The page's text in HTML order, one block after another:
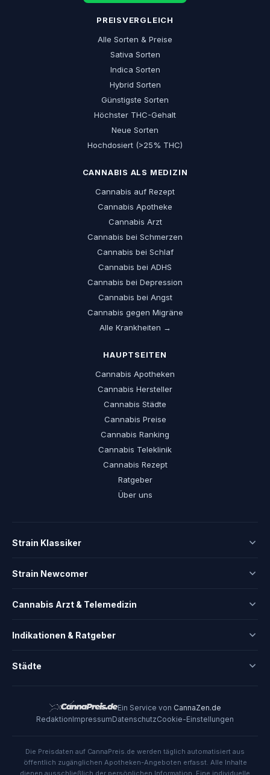
PREISVERGLEICH
Alle Sorten & Preise
Sativa Sorten
Indica Sorten
Hybrid Sorten
Günstigste Sorten
Höchster THC-Gehalt
Neue Sorten
Hochdosiert (>25% THC)
CANNABIS ALS MEDIZIN
Cannabis auf Rezept
Cannabis Apotheke
Cannabis Arzt
Cannabis bei Schmerzen
Cannabis bei Schlaf
Cannabis bei ADHS
Cannabis bei Depression
Cannabis bei Angst
Cannabis gegen Migräne
Alle Krankheiten →
HAUPTSEITEN
Cannabis Apotheken
Cannabis Hersteller
Cannabis Städte
Cannabis Preise
Cannabis Ranking
Cannabis Teleklinik
Cannabis Rezept
Ratgeber
Über uns
Strain Klassiker
Strain Newcomer
Cannabis Arzt & Telemedizin
Indikationen & Ratgeber
Städte
Ein Service von CannaZen.de
RedaktionImpressumDatenschutzCookie-Einstellungen
Die Preisdaten auf CannaPreis.de werden täglich automatisiert aus
öffentlich zugänglichen Apotheken-Angeboten erfasst. Alle Inhalte
dienen ausschließlich der persönlichen Information. Eine individuelle